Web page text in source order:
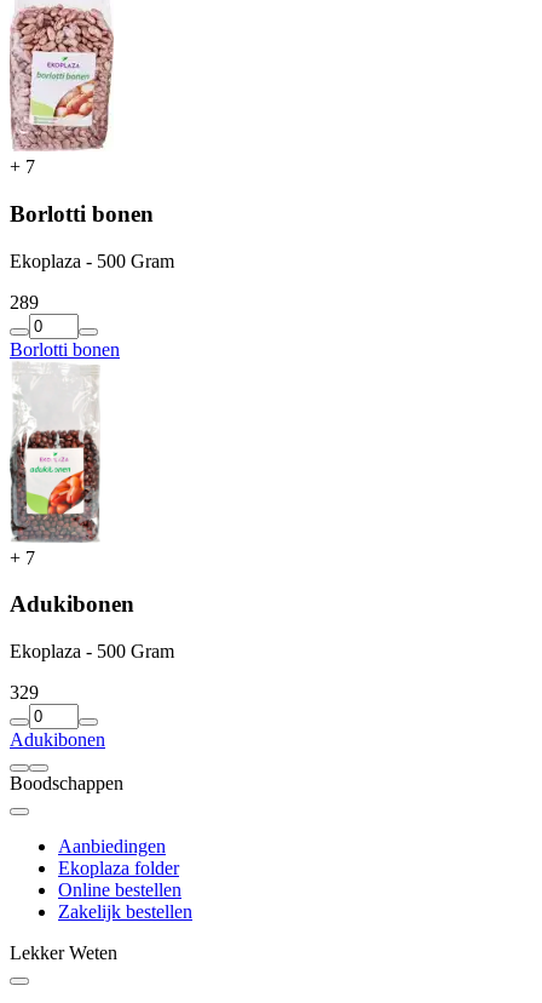
+ 7
Borlotti bonen
Ekoplaza - 500 Gram
289
Borlotti bonen
+ 7
Adukibonen
Ekoplaza - 500 Gram
329
Adukibonen
Boodschappen
Aanbiedingen
Ekoplaza folder
Online bestellen
Zakelijk bestellen
Lekker Weten